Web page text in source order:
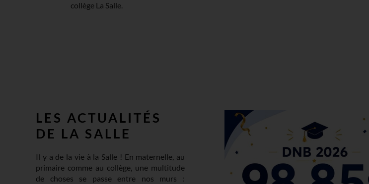
collège La Salle.
LES ACTUALITÉS
DE LA SALLE
Il y a de la vie à la Salle ! En maternelle, au
primaire comme au collège, une multitude
de choses se passe entre nos murs :